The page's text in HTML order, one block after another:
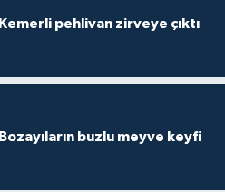
Kemerli pehlivan zirveye çıktı
Bozayıların buzlu meyve keyfi